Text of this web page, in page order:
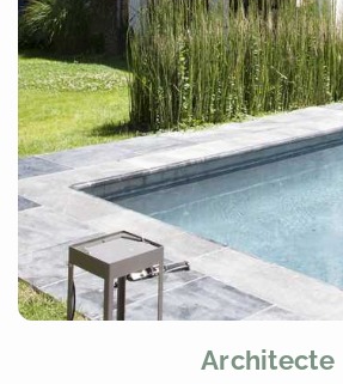
Architecte